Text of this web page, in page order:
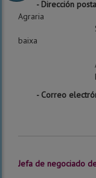
- Dirección
Agraria
baixa
- Correo
Jefa de negociado